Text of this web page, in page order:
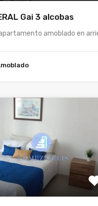
Gai 3 alcobas
amoblado en